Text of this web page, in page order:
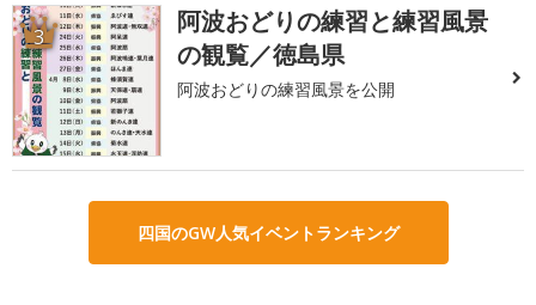
3
阿波おどりの練習と練習風景
の観覧／徳島県
阿波おどりの練習風景を公開
四国のGW人気イベントランキング